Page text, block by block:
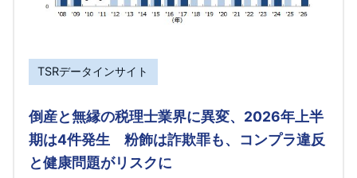
TSRデータインサイト
倒産と無縁の税理士業界に異変、2026年上半
期は4件発生 粉飾は詐欺罪も、コンプラ違反
と健康問題がリスクに